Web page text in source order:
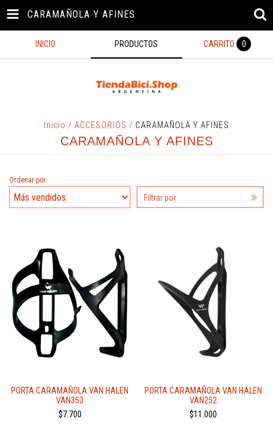
CARAMAÑOLA Y AFINES
INICIO PRODUCTOS CARRITO 0
Inicio / ACCESORIOS / CARAMAÑOLA Y AFINES
CARAMAÑOLA Y AFINES
Ordenar por
Filtrar por
PORTA CARAMAÑOLA VAN HALEN
VAN353
$7.700
PORTA CARAMAÑOLA VAN HALEN
VAN252
$11.000